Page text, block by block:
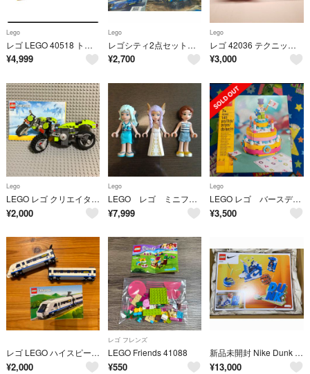
Lego
レゴ LEGO 40518 トレイン 電車
¥4,999
Lego
レゴシティ2点セット ６０２１８、６０３１２
¥2,700
Lego
レゴ 42036 テクニック ストリートバイク
¥3,000
Lego
LEGO レゴ クリエイター 31018 31041 セット
¥2,000
Lego
LEGO レゴ ミニフィグ ミニドール エルフ 41078 ３体セット
¥7,999
Lego
LEGO レゴ バースデー 40382 誕生日 プレゼント
¥3,500
レゴ LEGO ハイスピード・トレイン 40518
¥2,000
レゴ フレンズ
LEGO Friends 41088
¥550
新品未開封 Nike Dunk x LEGO® Set 43008 レゴ ナイキ ダンク
¥13,000